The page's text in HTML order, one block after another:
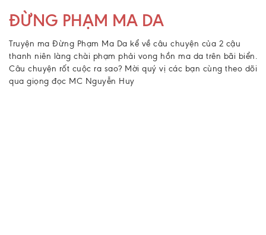
ĐỪNG PHẠM MA DA
Truyện ma Đừng Phạm Ma Da kể về câu chuyện của 2 cậu
thanh niên làng chài phạm phải vong hồn ma da trên bãi biển.
Câu chuyện rốt cuộc ra sao? Mời quý vị các bạn cùng theo dõi
qua giọng đọc MC Nguyễn Huy